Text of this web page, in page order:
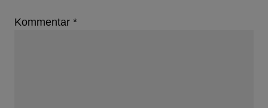
Kommentar *